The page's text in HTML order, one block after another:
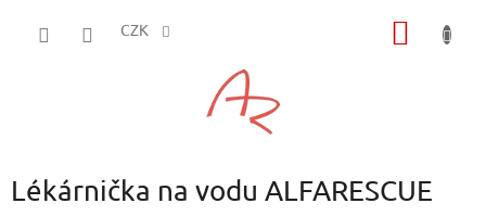
CZK
Lékárnička na vodu ALFARESCUE